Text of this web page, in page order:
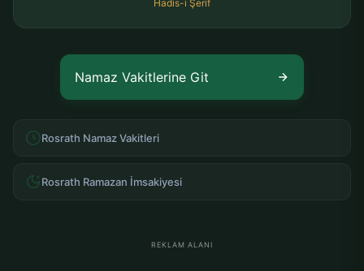
Hadis-i Şerif
Namaz Vakitlerine Git
Rosrath Namaz Vakitleri
Rosrath Ramazan İmsakiyesi
REKLAM ALANI